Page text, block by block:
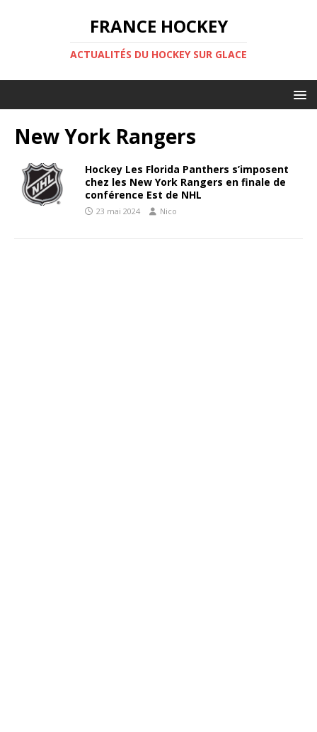
FRANCE HOCKEY
ACTUALITÉS DU HOCKEY SUR GLACE
New York Rangers
Hockey Les Florida Panthers s’imposent
chez les New York Rangers en finale de
conférence Est de NHL
23 mai 2024 Nico